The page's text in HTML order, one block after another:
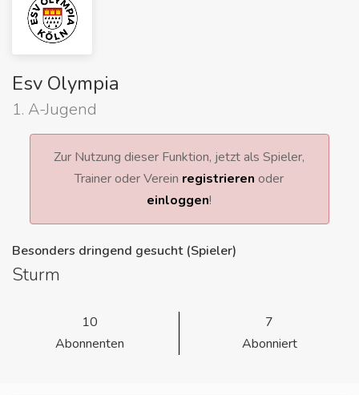
Esv Olympia
1. A-Jugend
Zur Nutzung dieser Funktion, jetzt als Spieler,
Trainer oder Verein registrieren oder
einloggen!
Besonders dringend gesucht (Spieler)
Sturm
10
Abonnenten
7
Abonniert